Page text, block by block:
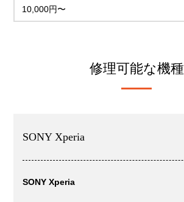
10,000円〜
修理可能な機種
SONY Xperia
SONY Xperia